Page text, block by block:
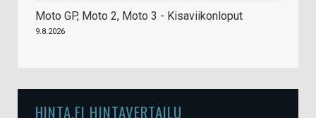
Moto GP, Moto 2, Moto 3 - Kisaviikonloput
9.8.2026
HINTA.FI HINTAVERTAILU